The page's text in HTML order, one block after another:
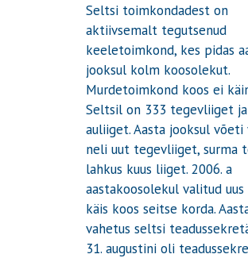
Seltsi toimkondadest on
aktiivsemalt tegutsenud
keeletoimkond, kes pidas
jooksul kolm koosolekut.
Murdetoimkond koos ei
Seltsil on 333 tegevliiget
auliiget. Aasta jooksul võeti
neli uut tegevliiget, surma
lahkus kuus liiget. 2006. a
aastakoosolekul valitud uus
käis koos seitse korda.
vahetus seltsi
31. augustini oli